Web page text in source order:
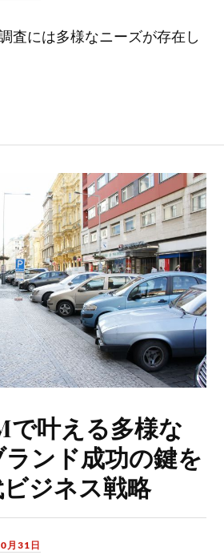
査には多様なニーズが存在し
で叶える多様な
ンド成功の鍵を
ジネス戦略
月31日